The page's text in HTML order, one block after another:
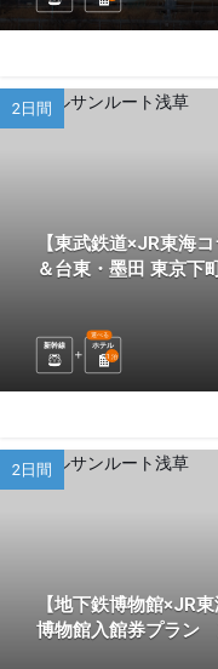
2日間
【東武鉄道×JR東海
＆台東・墨田 東京
新幹線 ホテル
選べる
1 泊
2日間
【地下鉄博物館×JR
博物館入館券プラ